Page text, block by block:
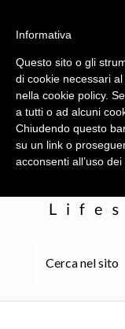
Informativa
Questo sito o gli
di cookie necessari
nella cookie policy.
a tutti o ad alcuni
Chiudendo questo
su un link o
acconsenti all’uso dei